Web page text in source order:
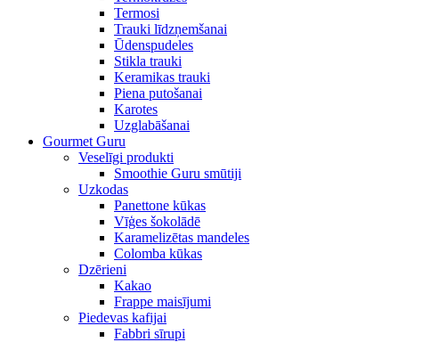
Termosi
Trauki līdzņemšanai
Ūdenspudeles
Stikla trauki
Keramikas trauki
Piena putošanai
Karotes
Uzglabāšanai
Gourmet Guru
Veselīgi produkti
Smoothie Guru smūtiji
Uzkodas
Panettone kūkas
Vīģes šokolādē
Karamelizētas mandeles
Colomba kūkas
Dzērieni
Kakao
Frappe maisījumi
Piedevas kafijai
Fabbri sīrupi